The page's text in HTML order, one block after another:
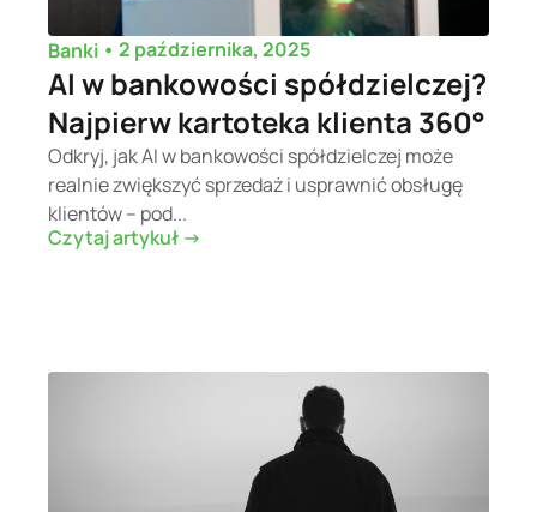
Banki • 2 października, 2025
AI w bankowości spółdzielczej?
Najpierw kartoteka klienta 360°
Odkryj, jak AI w bankowości spółdzielczej może
realnie zwiększyć sprzedaż i usprawnić obsługę
klientów – pod...
Czytaj artykuł ->